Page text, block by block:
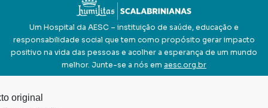
Um Hospital da AESC – instituição de saúde, educação e
responsabilidade social que tem como propósito gerar impacto
positivo na vida das pessoas e acolher a esperança de um mundo
melhor. Junte-se a nós em aesc.org.br
original